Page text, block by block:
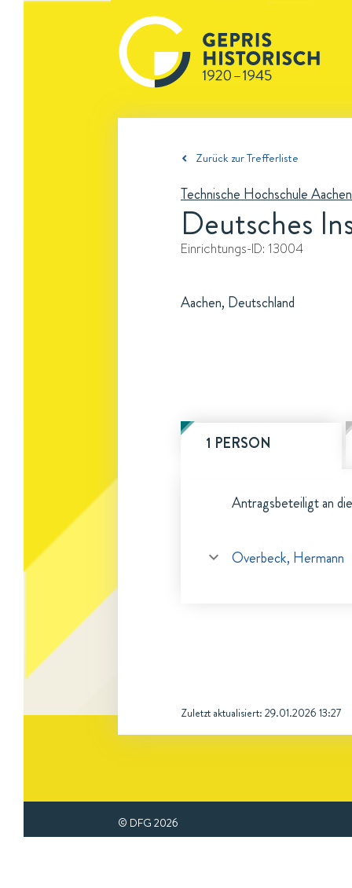
Zurück zur Trefferliste
Technische Hochschule Aachen
Deutsches
Einrichtungs-ID: 13004
Aachen, Deutschland
1 PERSON
Antragsbeteiligt an
Overbeck, Hermann
Zuletzt aktualisiert: 29.01.2026 13:27
© DFG 2026